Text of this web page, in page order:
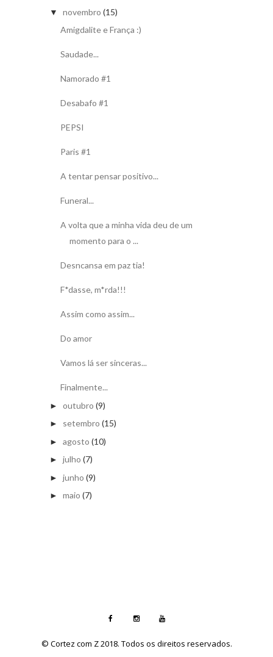
▼ novembro (15)
Amigdalite e França :)
Saudade...
Namorado #1
Desabafo #1
PEPSI
Paris #1
A tentar pensar positivo...
Funeral...
A volta que a minha vida deu de um
momento para o ...
Desncansa em paz tia!
F*dasse, m*rda!!!
Assim como assim...
Do amor
Vamos lá ser sinceras...
Finalmente...
► outubro (9)
► setembro (15)
► agosto (10)
► julho (7)
► junho (9)
► maio (7)
© Cortez com Z 2018. Todos os direitos reservados.